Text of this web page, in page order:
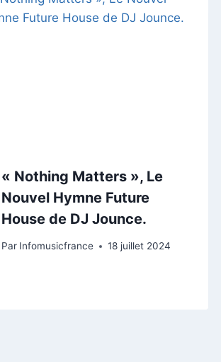
« Nothing Matters », Le
Nouvel Hymne Future
House de DJ Jounce.
Par Infomusicfrance 18 juillet 2024